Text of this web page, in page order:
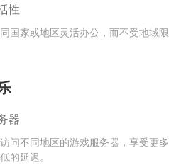
性
国家或地区灵活办公，而不受地域限
器
问不同地区的游戏服务器，享受更多
的延迟。